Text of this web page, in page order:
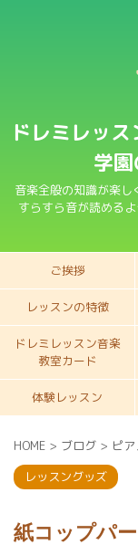
ドレミレッ
学
音楽全般の知識が楽し
すらすら音が読める
ご挨拶
レッスンの特徴
ドレミレッスン音楽
教室カード
体験レッスン
HOME > ブログ > ピ
レッスングッズ
紙コップパ